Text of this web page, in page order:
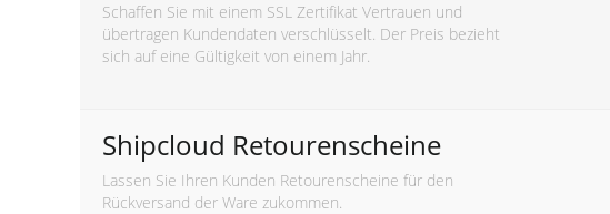
Schaffen Sie mit einem SSL Zertifikat Vertrauen und
übertragen Kundendaten verschlüsselt. Der Preis bezieht
sich auf eine Gültigkeit von einem Jahr.
Shipcloud Retourenscheine
Lassen Sie Ihren Kunden Retourenscheine für den
Rückversand der Ware zukommen.